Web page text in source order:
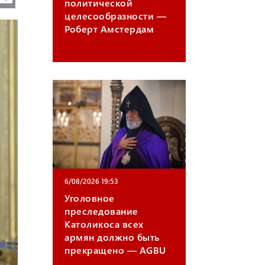
m
политической
целесообразности —
Роберт Амстердам
6/08/2026 19:53
Уголовное
преследование
Католикоса всех
армян должно быть
прекращено — AGBU